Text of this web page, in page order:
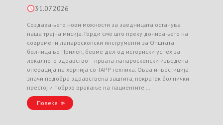
31.07.2026
Создавањето нови можности за заедницата останува
наша трајна мисија. Горди сме што преку донирањето на
современи лапароскопски инструменти за Општата
болница во Прилеп, бевме дел од историски успех за
локалното здравство – првата лапароскопски изведена
операција на хернија со TAPP техника. Оваа инвестиција
значи подобра здравствена заштита, пократок болнички
престој и побрзо враќање на пациентите …
Повеќе